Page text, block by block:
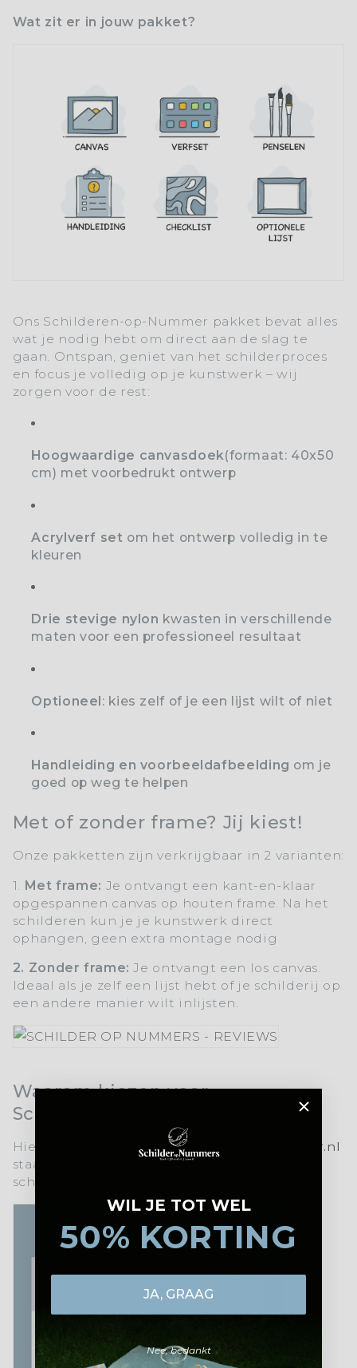
Wat zit er in jouw pakket?
Ons Schilderen-op-Nummer pakket bevat alles
wat je nodig hebt om direct aan de slag te
gaan. Ontspan, geniet van het schilderproces
en focus je volledig op je kunstwerk – wij
zorgen voor de rest:
Hoogwaardige canvasdoek(formaat: 40x50
cm) met voorbedrukt ontwerp
Acrylverf set om het ontwerp volledig in te
kleuren
Drie stevige nylon kwasten in verschillende
maten voor een professioneel resultaat
Optioneel: kies zelf of je een lijst wilt of niet
Handleiding en voorbeeldafbeelding om je
goed op weg te helpen
Met of zonder frame? Jij kiest!
Onze pakketten zijn verkrijgbaar in 2 varianten:
1. Met frame: Je ontvangt een kant-en-klaar
opgespannen canvas op houten frame. Na het
schilderen kun je je kunstwerk direct
ophangen, geen extra montage nodig
2. Zonder frame: Je ontvangt een los canvas.
Ideaal als je zelf een lijst hebt of je schilderij op
een andere manier wilt inlijsten.
Waarom kiezen voor
SchilderOpNr.nl?
Hier is een korte uitleg waarom
schilperopnr.nl
staat voor topkwaliteit en een unieke
schilderervaring:
WIL JE TOT WEL
50% KORTING
JA, GRAAG
Nee, bedankt